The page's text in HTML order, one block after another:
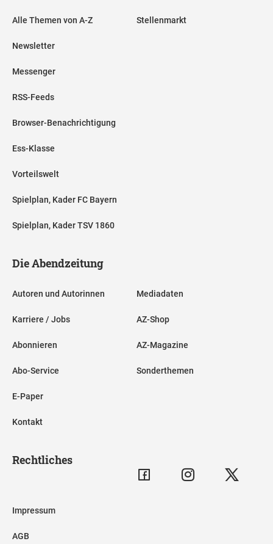
Alle Themen von A-Z
Newsletter
Messenger
RSS-Feeds
Browser-Benachrichtigung
Ess-Klasse
Vorteilswelt
Spielplan, Kader FC Bayern
Spielplan, Kader TSV 1860
Stellenmarkt
Die Abendzeitung
Autoren und Autorinnen
Karriere / Jobs
Abonnieren
Abo-Service
E-Paper
Kontakt
Mediadaten
AZ-Shop
AZ-Magazine
Sonderthemen
Rechtliches
Impressum
AGB